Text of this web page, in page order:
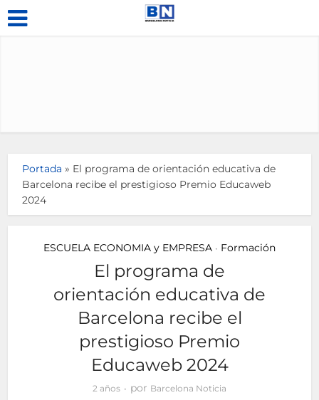
Portada » El programa de orientación educativa de
Barcelona recibe el prestigioso Premio Educaweb
2024
ESCUELA ECONOMIA y EMPRESA • Formación
El programa de
orientación educativa de
Barcelona recibe el
prestigioso Premio
Educaweb 2024
2 años por Barcelona Noticia